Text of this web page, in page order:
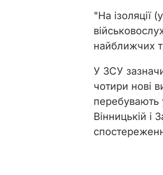
"На ізоляції
найближчих
У ЗСУ
чотири нові
Вінницькій і